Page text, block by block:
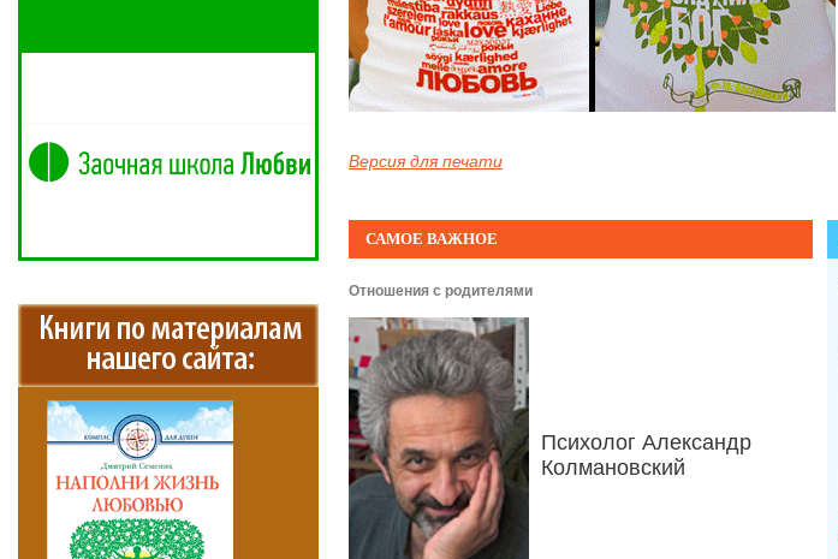
Версия для печати
САМОЕ ВАЖНОЕ
Отношения с родителями
Психолог Александр
Колмановский